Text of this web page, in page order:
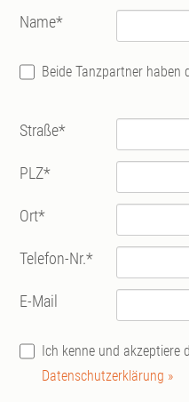
Name*
Beide Tanzpartner haben
Straße*
PLZ*
Ort*
Telefon-Nr.*
E-Mail
Ich kenne und akzeptiere
Datenschutzerklärung »